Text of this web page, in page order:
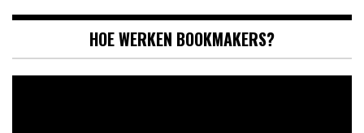
HOE WERKEN BOOKMAKERS?